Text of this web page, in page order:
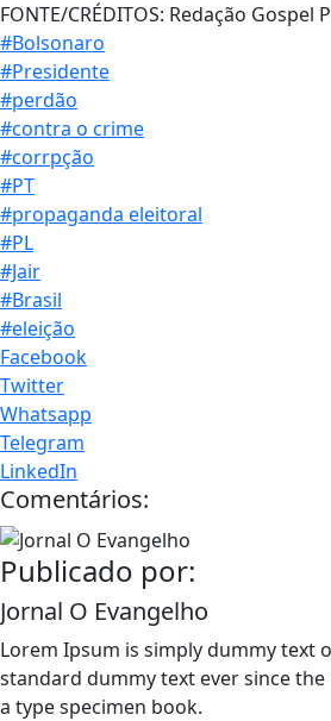
FONTE/CRÉDITOS: Redação Gospel
#Bolsonaro
#Presidente
#perdão
#contra o crime
#corrpção
#PT
#propaganda eleitoral
#PL
#Jair
#Brasil
#eleição
Facebook
Twitter
Whatsapp
Telegram
LinkedIn
Comentários:
Publicado por:
Jornal O Evangelho
Lorem Ipsum is simply dummy text
standard dummy text ever since
a type specimen book.